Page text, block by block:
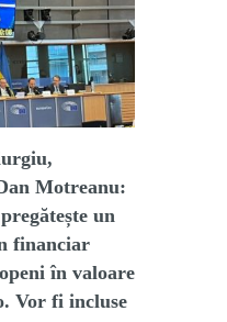
Motreanu:
un
financiar
în valoare
Vor fi incluse